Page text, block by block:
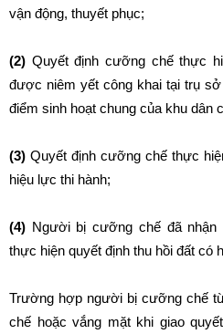
vận động, thuyết phục;
(2) Quyết định cưỡng chế thực
được niêm yết công khai tại trụ
điểm sinh hoạt chung của khu dân
(3) Quyết định cưỡng chế thực
hiệu lực thi hành;
(4) Người bị cưỡng chế đã
thực hiện quyết định thu hồi đất có
Trường hợp người bị cưỡng chế
chế hoặc vắng mặt khi giao